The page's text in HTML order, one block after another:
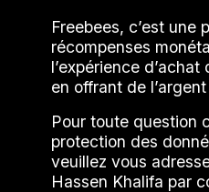
Freebees, c’est une
récompenses
l’expérience
en offrant de l’argent
Pour toute question
protection des
veuillez vous
Hassen Khalifa par